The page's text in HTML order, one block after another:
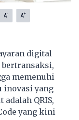
A- A+
digital
bertransaksi,
memenuhi
inovasi yang
QRIS,
yang kini